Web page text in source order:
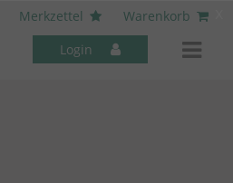
Merkzettel
Warenkorb
Login